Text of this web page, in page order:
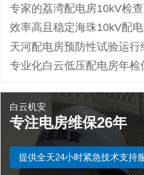
天河配电房预防性试验运行
白云机安
专注电房维保26年
提供全天24小时紧急技术支持